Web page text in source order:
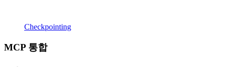
Checkpointing
MCP 통합